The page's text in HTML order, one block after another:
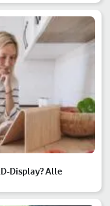
Display? Alle